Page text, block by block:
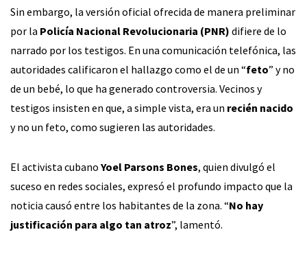
Sin embargo, la versión oficial ofrecida de manera preliminar
por la Policía Nacional Revolucionaria (PNR) difiere de lo
narrado por los testigos. En una comunicación telefónica, las
autoridades calificaron el hallazgo como el de un “feto” y no
de un bebé, lo que ha generado controversia. Vecinos y
testigos insisten en que, a simple vista, era un recién nacido
y no un feto, como sugieren las autoridades.
El activista cubano Yoel Parsons Bones, quien divulgó el
suceso en redes sociales, expresó el profundo impacto que la
noticia causó entre los habitantes de la zona. “No hay
justificación para algo tan atroz”, lamentó.